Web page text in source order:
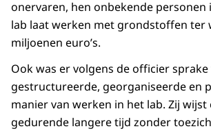
onervaren, hen onbekende personen
lab laat werken met grondstoffen ter
miljoenen euro’s.
Ook was er volgens de officier sprake
gestructureerde, georganiseerde en
manier van werken in het lab. Zij
gedurende langere tijd zonder